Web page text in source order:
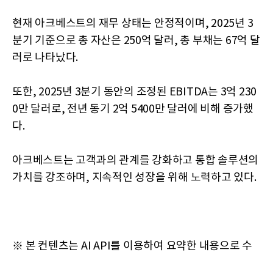
현재 아크베스트의 재무 상태는 안정적이며, 2025년 3
분기 기준으로 총 자산은 250억 달러, 총 부채는 67억 달
러로 나타났다.
또한, 2025년 3분기 동안의 조정된 EBITDA는 3억 230
0만 달러로, 전년 동기 2억 5400만 달러에 비해 증가했
다.
아크베스트는 고객과의 관계를 강화하고 통합 솔루션의
가치를 강조하며, 지속적인 성장을 위해 노력하고 있다.
※ 본 컨텐츠는 AI API를 이용하여 요약한 내용으로 수